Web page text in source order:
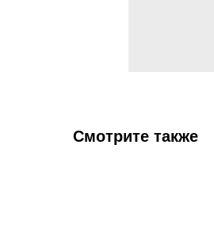
Смотрите также